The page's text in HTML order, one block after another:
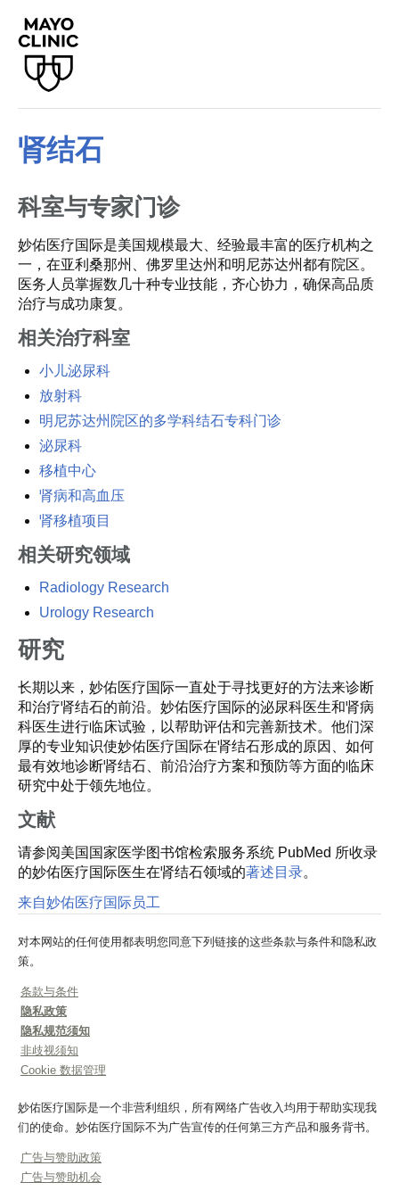
肾结石
科室与专家门诊
妙佑医疗国际是美国规模最大、经验最丰富的医疗机构之
一，在亚利桑那州、佛罗里达州和明尼苏达州都有院区。
医务人员掌握数几十种专业技能，齐心协力，确保高品质
治疗与成功康复。
相关治疗科室
小儿泌尿科
放射科
明尼苏达州院区的多学科结石专科门诊
泌尿科
移植中心
肾病和高血压
肾移植项目
相关研究领域
Radiology Research
Urology Research
研究
长期以来，妙佑医疗国际一直处于寻找更好的方法来诊断
和治疗肾结石的前沿。妙佑医疗国际的泌尿科医生和肾病
科医生进行临床试验，以帮助评估和完善新技术。他们深
厚的专业知识使妙佑医疗国际在肾结石形成的原因、如何
最有效地诊断肾结石、前沿治疗方案和预防等方面的临床
研究中处于领先地位。
文献
请参阅美国国家医学图书馆检索服务系统 PubMed 所收录
的妙佑医疗国际医生在肾结石领域的著述目录。
来自妙佑医疗国际员工
对本网站的任何使用都表明您同意下列链接的这些条款与条件和隐私政
策。
条款与条件
隐私政策
隐私规范须知
非歧视须知
Cookie 数据管理
妙佑医疗国际是一个非营利组织，所有网络广告收入均用于帮助实现我
们的使命。妙佑医疗国际不为广告宣传的任何第三方产品和服务背书。
广告与赞助政策
广告与赞助机会